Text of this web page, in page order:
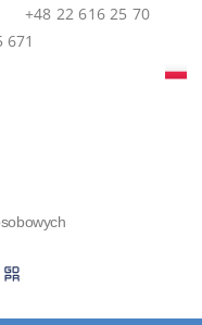
+48 22 616 25 70
671